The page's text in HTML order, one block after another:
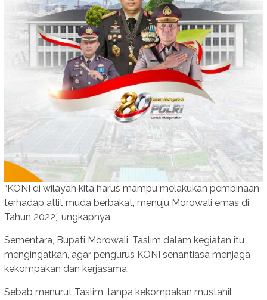
“KONI di wilayah kita harus mampu melakukan pembinaan
terhadap atlit muda berbakat, menuju Morowali emas di
Tahun 2022,” ungkapnya.
Sementara, Bupati Morowali, Taslim dalam kegiatan itu
mengingatkan, agar pengurus KONI senantiasa menjaga
kekompakan dan kerjasama.
Sebab menurut Taslim, tanpa kekompakan mustahil